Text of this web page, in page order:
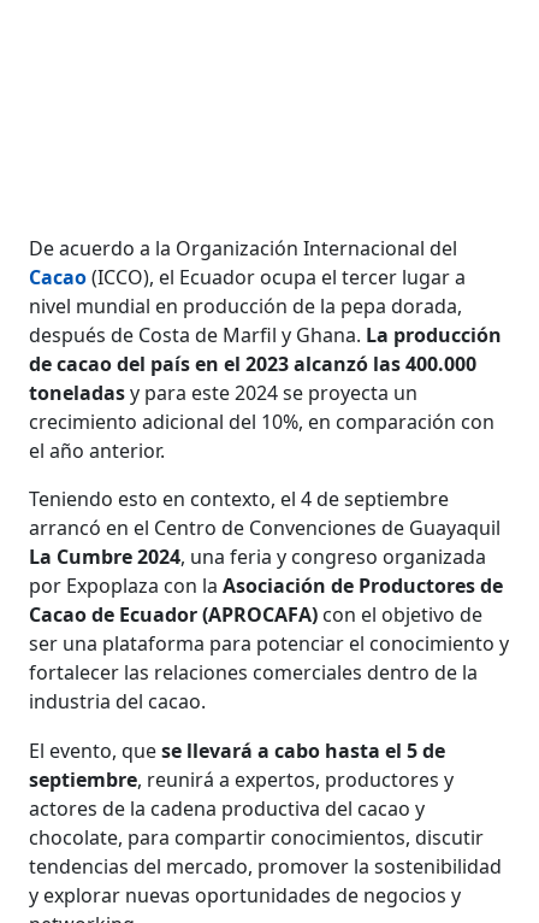
De acuerdo a la Organización Internacional del
Cacao(ICCO), el Ecuador ocupa el tercer lugar a
nivel mundial en producción de la pepa dorada,
después de Costa de Marfil y Ghana. La producción
de cacao del país en el 2023 alcanzó las 400.000
toneladasy para este 2024 se proyecta un
crecimiento adicional del 10%, en comparación con
el año anterior.
Teniendo esto en contexto, el 4 de septiembre
arrancó en el Centro de Convenciones de Guayaquil
La Cumbre 2024, una feria y congreso organizada
por Expoplaza con la Asociación de Productores de
Cacao de Ecuador (APROCAFA) con el objetivo de
ser una plataforma para potenciar el conocimiento y
fortalecer las relaciones comerciales dentro de la
industria del cacao.
El evento, quese llevará a cabo hasta el 5 de
septiembre, reunirá a expertos, productores y
actores de la cadena productiva del cacao y
chocolate, para compartir conocimientos, discutir
tendencias del mercado, promover la sostenibilidad
y explorar nuevas oportunidades de negocios y